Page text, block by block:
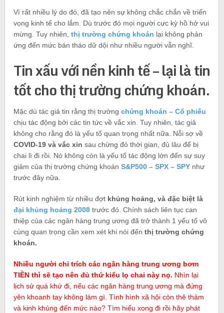
Vì rất nhiều lý do đó, đã tạo nên sự không chắc chắn về triển
vọng kinh tế cho lắm. Dù trước đó mọi người cực kỳ hồ hở vui
mừng. Tuy nhiên,thị trường chứng khoán lại không phản
ứng đến mức bán tháo dữ dội như nhiều người vẫn nghĩ.
Tin xấu với nền kinh tế – lại là tin
tốt cho thị trường chứng khoán.
Mặc dù tác giả tin rằng thị trườngchứng khoán – Cổ phiếu
chịu tác động bởi các tin tức về vắc xin. Tuy nhiên, tác giả
không cho rằng đó là yếu tố quan trọng nhất nữa. Nỗi sợ về
COVID-19 và vắc xinsau chừng đó thời gian, đủ lâu để bị
chai lì đi rồi. Nó không còn là yếu tố tác động lớn đến sự suy
giảm của thị trường chứng khoánS&P500 – SPX – SPY như
trước đây nữa.
Rút kinh nghiệm từ nhiều đợt khủng hoảng, và đặc biệt là
đại khủng hoảng 2008 trước đó. Chính sách liên tục can
thiệp của các ngân hàng trung ương đã trở thành 1 yếu tố vô
cùng quan trọng cần xem xét khi nói đếnthị trường chứng
khoán.
Nhiều người chỉ trích các ngân hàng trung ương bơm
TIỀN thì sẽ tạo nên đủ thứ kiểu lọ chai này nọ. Nhìn lại
lịch sử quá khứ đi, nếu các ngân hàng trung ương mà đứng
yên khoanh tay không làm gì. Tình hình xã hội còn thê thảm
và kinh khủng đến mức nào? Tìm hiểu xong đi rồi hãy phát